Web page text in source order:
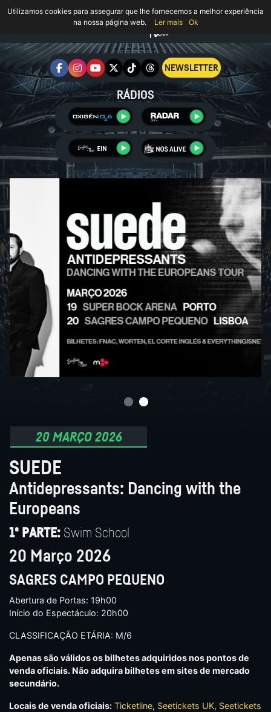
NEWSLETTER
RÁDIOS
20 MARÇO 2026
SUEDE
Antidepressants: Dancing with the
Europeans
1ª PARTE: Swim School
20 Março 2026
SAGRES CAMPO PEQUENO
Abertura de Portas: 19h00
Início do Espectáculo: 20h00
CLASSIFICAÇÃO ETÁRIA: M/6
Apenas são válidos os bilhetes adquiridos nos pontos de
venda oficiais. Não adquira bilhetes em sites de mercado
secundário.
Locais de venda oficiais: Ticketline, Seetickets UK, Seetickets
Utilizamos cookies para assegurar que lhe fornecemos a melhor experiência
na nossa página web.
Ler mais Ok